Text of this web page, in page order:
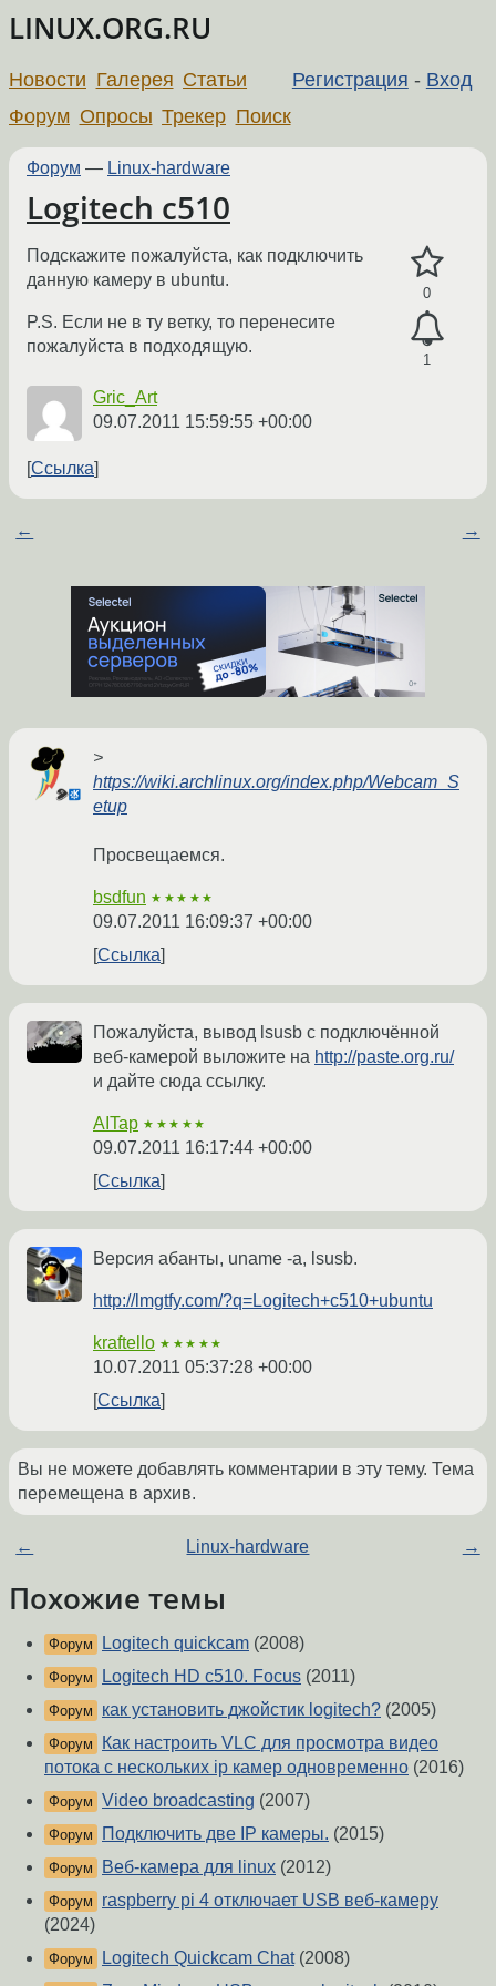
LINUX.ORG.RU
Регистрация - Вход
Новости Галерея Статьи
Форум Опросы Трекер Поиск
Форум — Linux-hardware
Logitech c510
0
1
Подскажите пожалуйста, как подключить
данную камеру в ubuntu.
P.S. Если не в ту ветку, то перенесите
пожалуйста в подходящую.
Gric_Art
09.07.2011 15:59:55 +00:00
Ссылка
← →
>
https://wiki.archlinux.org/index.php/Webcam_S
etup
Просвещаемся.
bsdfun ★★★★★
09.07.2011 16:09:37 +00:00
Ссылка
Пожалуйста, вывод lsusb с подключённой
веб-камерой выложите на http://paste.org.ru/
и дайте сюда ссылку.
AITap ★★★★★
09.07.2011 16:17:44 +00:00
Ссылка
Версия абанты, uname -a, lsusb.
http://lmgtfy.com/?q=Logitech+c510+ubuntu
kraftello ★★★★★
10.07.2011 05:37:28 +00:00
Ссылка
Вы не можете добавлять комментарии в эту тему. Тема
перемещена в архив.
← Linux-hardware →
Похожие темы
Форум Logitech quickcam (2008)
Форум Logitech HD c510. Focus (2011)
Форум как установить джойстик logitech? (2005)
Форум
Как настроить VLC для просмотра видео
потока с нескольких ip камер одновременно (2016)
Форум Video broadcasting (2007)
Форум Подключить две IP камеры. (2015)
Форум Веб-камера для linux (2012)
Форум
raspberry pi 4 отключает USB веб-камеру
(2024)
Форум Logitech Quickcam Chat(2008)